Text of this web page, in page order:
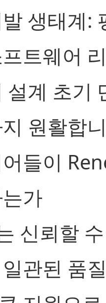
생태계:
트웨어
설계 초기
원활합
들이
가
신뢰할
관된 품